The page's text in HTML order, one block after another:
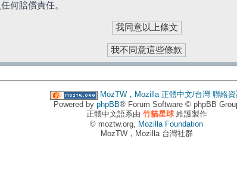
何賠償責任。
MozTW，Mozilla 正體中文/台灣 聯絡資
Powered by phpBB® Forum Software © phpBB
正體中文語系由 竹貓星球維護製作
© moztw.org, Mozilla Foundation
MozTW，Mozilla 台灣社群